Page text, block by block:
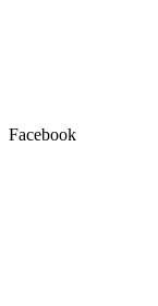
Facebook